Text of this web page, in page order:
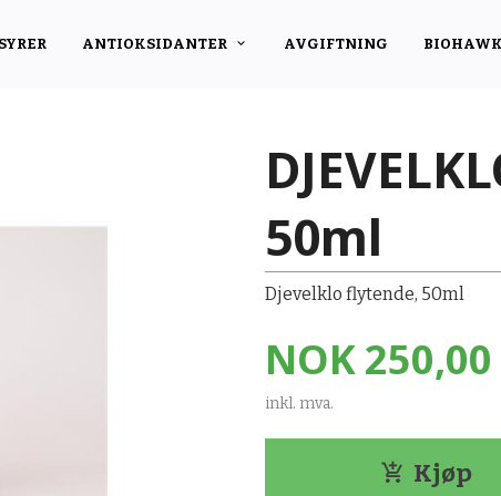
ANTIOKSIDANTER AVGIFTNING BIOHAWK
50ml
Djevelklo flytende, 50ml
Pris
NOK250,00
inkl. mva.
Kjøp